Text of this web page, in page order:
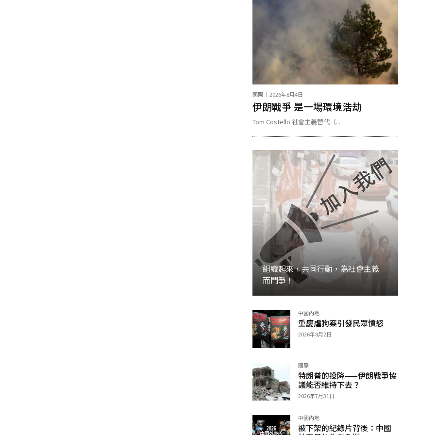
國際 2026年8月4日
伊朗戰爭 是一場環境浩劫
Tom Costello 社會主義替代（...
組織起來，共同行動，為社會主義
而鬥爭！
加入 中國內地
重慶虐狗案引發民眾憤怒
2026年8月2日
國際
特朗普的投降——伊朗戰爭協
議能否維持下去？
2026年7月31日
中國內地
被下架的紀錄片背後：中國